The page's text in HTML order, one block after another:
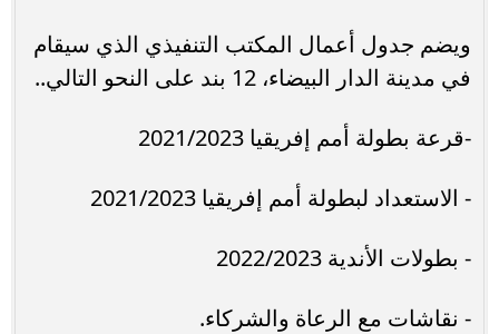
ويضم جدول أعمال المكتب التنفيذي الذي سيقام
في مدينة الدار البيضاء، 12 بند على النحو التالي..
-قرعة بطولة أمم إفريقيا 2021/2023
- الاستعداد لبطولة أمم إفريقيا 2021/2023
- بطولات الأندية 2022/2023
- نقاشات مع الرعاة والشركاء.